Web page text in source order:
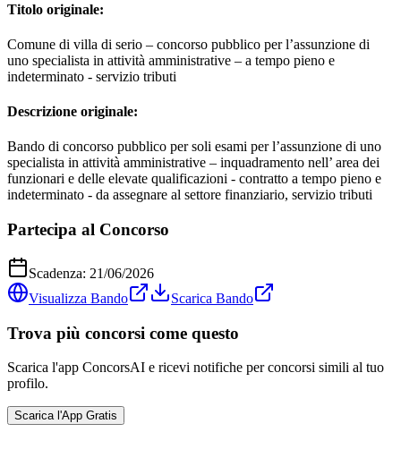
Titolo originale:
Comune di villa di serio – concorso pubblico per l’assunzione di
uno specialista in attività amministrative – a tempo pieno e
indeterminato - servizio tributi
Descrizione originale:
Bando di concorso pubblico per soli esami per l’assunzione di uno
specialista in attività amministrative – inquadramento nell’ area dei
funzionari e delle elevate qualificazioni - contratto a tempo pieno e
indeterminato - da assegnare al settore finanziario, servizio tributi
Partecipa al Concorso
Scadenza: 21/06/2026
Visualizza Bando
Scarica Bando
Trova più concorsi come questo
Scarica l'app ConcorsAI e ricevi notifiche per concorsi simili al tuo
profilo.
Scarica l'App Gratis